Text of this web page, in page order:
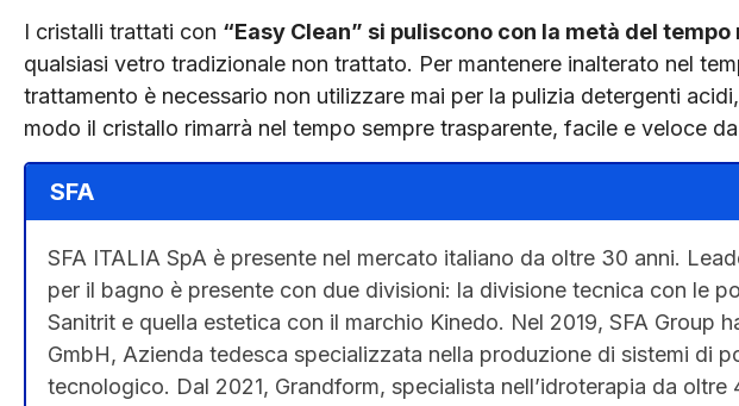
I cristalli trattati con “Easy Clean” si puliscono con la metà del
qualsiasi vetro tradizionale non trattato. Per mantenere inalterato nel
trattamento è necessario non utilizzare mai per la pulizia detergenti
modo il cristallo rimarrà nel tempo sempre trasparente, facile e veloce
SFA
SFA ITALIA SpA è presente nel mercato italiano da oltre 30 anni.
per il bagno è presente con due divisioni: la divisione tecnica con le
Sanitrit e quella estetica con il marchio Kinedo. Nel 2019, SFA Group
GmbH, Azienda tedesca specializzata nella produzione di sistemi di
tecnologico. Dal 2021, Grandform, specialista nell’idroterapia da